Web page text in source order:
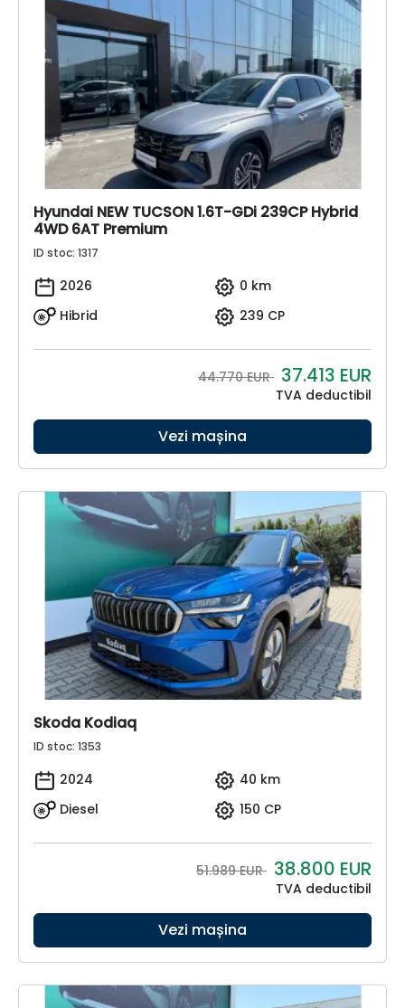
Hyundai NEW TUCSON 1.6T-GDi 239CP Hybrid
4WD 6AT Premium
ID stoc: 1317
2026
0 km
Hibrid
239 CP
44.770 EUR 37.413 EUR
TVA deductibil
Vezi mașina
Skoda Kodiaq
ID stoc: 1353
2024
40 km
Diesel
150 CP
51.989 EUR 38.800 EUR
TVA deductibil
Vezi mașina